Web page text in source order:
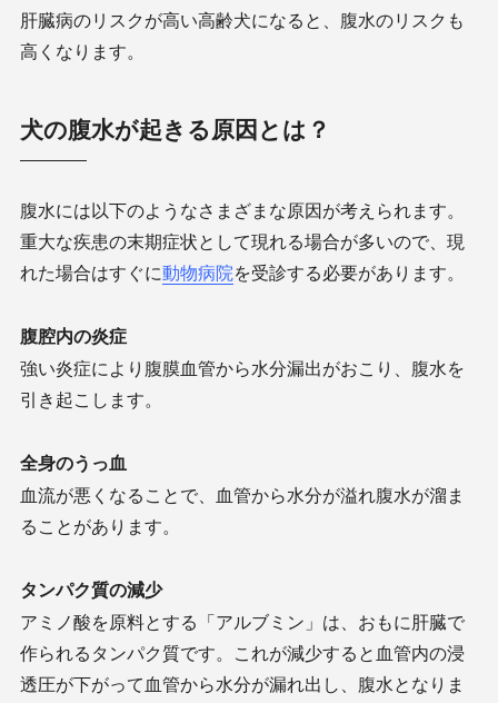
肝臓病のリスクが高い高齢犬になると、腹水のリスクも
高くなります。
犬の腹水が起きる原因とは？
腹水には以下のようなさまざまな原因が考えられます。
重大な疾患の末期症状として現れる場合が多いので、現
れた場合はすぐに動物病院を受診する必要があります。
腹腔内の炎症
強い炎症により腹膜血管から水分漏出がおこり、腹水を
引き起こします。
全身のうっ血
血流が悪くなることで、血管から水分が溢れ腹水が溜ま
ることがあります。
タンパク質の減少
アミノ酸を原料とする「アルブミン」は、おもに肝臓で
作られるタンパク質です。これが減少すると血管内の浸
透圧が下がって血管から水分が漏れ出し、腹水となりま